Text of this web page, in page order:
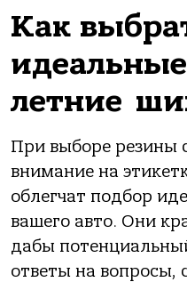
Как
идеальные
летние
При выборе резины
внимание на
облегчат подбор
вашего авто. Они
дабы
ответы на вопросы,